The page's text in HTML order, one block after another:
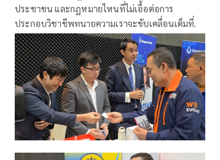
ประชาชน และกฎหมายไหนที่ไม่เอื้อต่อการ
ประกอบวิชาชีพทนายความเราจะขับเคลื่อนเต็มที่.